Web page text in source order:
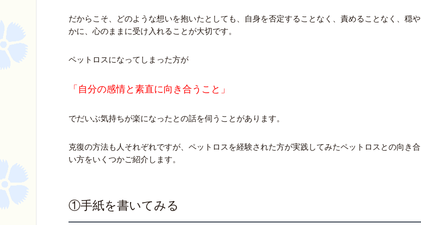
だからこそ、どのような想いを抱いたとしても、自身を否定することなく、責めることなく、穏や
かに、心のままに受け入れることが大切です。
ペットロスになってしまった方が
「自分の感情と素直に向き合うこと」
でだいぶ気持ちが楽になったとの話を伺うことがあります。
克復の方法も人それぞれですが、ペットロスを経験された方が実践してみたペットロスとの向き合
い方をいくつかご紹介します。
①手紙を書いてみる